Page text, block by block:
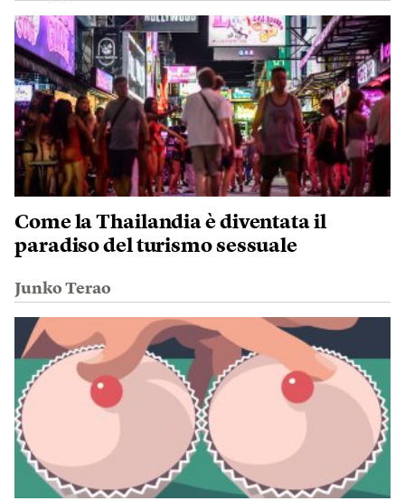
Come la Thailandia è diventata il
paradiso del turismo sessuale
Junko Terao